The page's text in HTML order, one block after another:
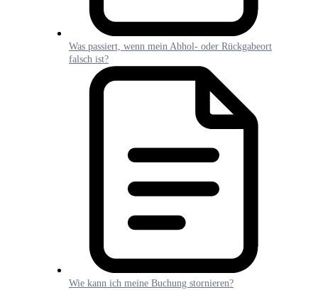
Was passiert, wenn mein Abhol- oder Rückgabeort
falsch ist?
Wie kann ich meine Buchung stornieren?